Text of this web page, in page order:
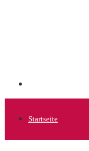
Startseite